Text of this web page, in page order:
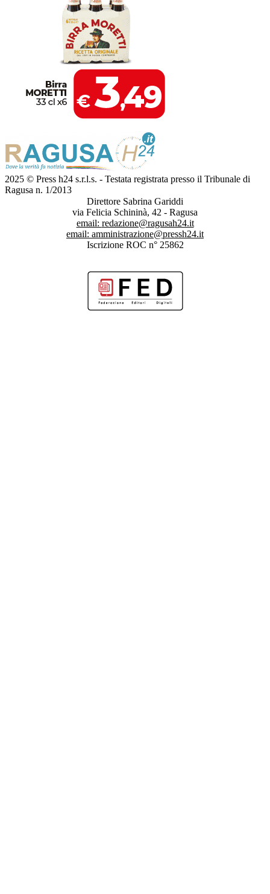
2025 © Press h24 s.r.l.s. - Testata registrata presso il Tribunale di
Ragusa n. 1/2013
Direttore Sabrina Gariddi
via Felicia Schininà, 42 - Ragusa
email: redazione@ragusah24.it
email: amministrazione@pressh24.it
Iscrizione ROC n° 25862